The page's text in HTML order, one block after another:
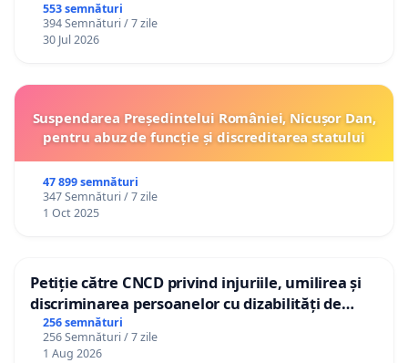
553 semnături
394 Semnături / 7 zile
30 Jul 2026
Suspendarea Președintelui României, Nicușor Dan,
pentru abuz de funcție și discreditarea statului
47 899 semnături
347 Semnături / 7 zile
1 Oct 2025
Petiție către CNCD privind injuriile, umilirea și
discriminarea persoanelor cu dizabilități de
către utilizatorul TikTok „Gorici”
256 semnături
256 Semnături / 7 zile
1 Aug 2026